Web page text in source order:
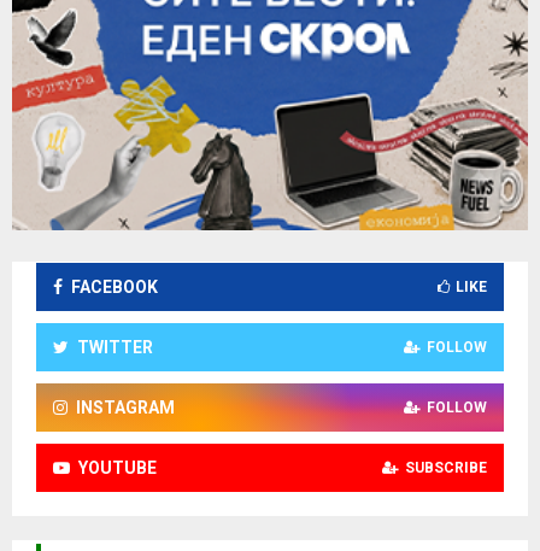
FACEBOOK LIKE
TWITTER FOLLOW
INSTAGRAM FOLLOW
YOUTUBE SUBSCRIBE